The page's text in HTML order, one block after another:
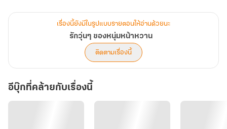
เรื่องนี้ยังมีในรูปแบบรายตอนให้อ่านด้วยนะ
รักวุ่นๆ ของหนุ่มหน้าหวาน
ติดตามเรื่องนี้
อีบุ๊กที่คล้ายกับเรื่องนี้